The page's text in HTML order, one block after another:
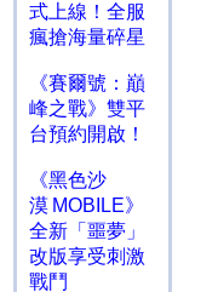
式上線！全服
瘋搶海量碎星
《賽爾號：巔
峰之戰》雙平
台預約開啟！
《黑色沙
漠 MOBILE》
全新「噩夢」
改版享受刺激
戰鬥